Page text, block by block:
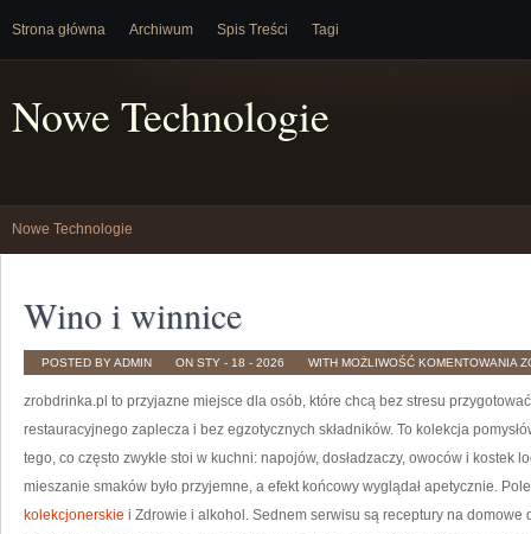
Strona główna Archiwum Spis Treści Tagi
Nowe Technologie
Nowe Technologie
Wino i winnice
POSTED BY ADMIN ON STY - 18 - 2026 WITH MOŻLIWOŚĆ KOMENTOWANIA
I
zrobdrinka.pl to przyjazne miejsce dla osób, które chcą bez stresu
restauracyjnego zaplecza i bez egzotycznych składników. To kolekcja
tego, co często zwykle stoi w kuchni: napojów, dosładzaczy, owoców i kostek
mieszanie smaków było przyjemne, a efekt końcowy wyglądał apetycznie.
kolekcjonerskie i Zdrowie i alkohol. Sednem serwisu są receptury na domowe